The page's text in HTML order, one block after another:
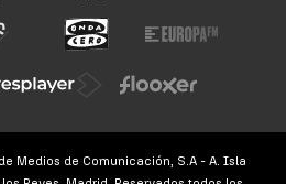
Medios de Comunicación, S.A - A. Isla